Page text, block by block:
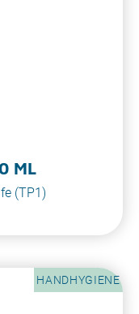
ML
(TP1)
HANDHYGIENE